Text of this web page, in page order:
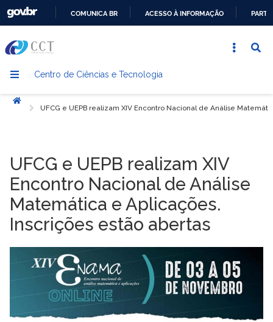
CONTEÚDO
COMUNICA BR ACESSO À INFORMAÇÃO
Centro de Ciências e Tecnologia
Início
UFCG e UEPB realizam XIV Encontro Nacional de Análise
UFCG e UEPB realizam XIV
Encontro Nacional de Análise
Matemática e Aplicações.
Inscrições estão abertas